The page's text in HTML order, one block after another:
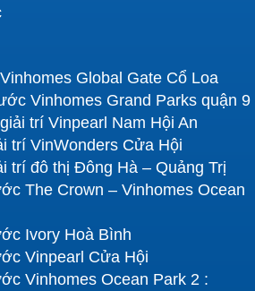
Global Gate Cổ Loa
Vinhomes Grand Parks quận 9
trí Vinpearl Nam Hội An
trí VinWonders Cửa Hội
trí đô thị Đông Hà – Quảng Trị
The Crown – Vinhomes Ocean
Ivory Hoà Bình
Vinpearl Cửa Hội
Vinhomes Ocean Park 2 :